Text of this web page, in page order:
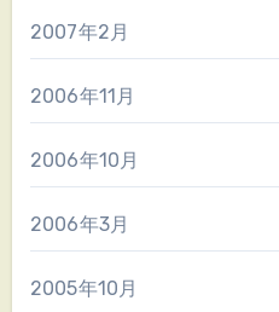
2007年2月
2006年11月
2006年10月
2006年3月
2005年10月